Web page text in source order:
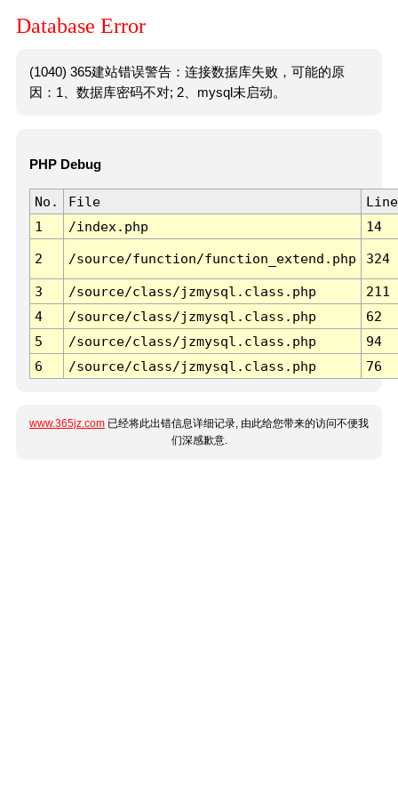
Database Error
(1040) 365建站错误警告：连接数据库失败，可能的原
因：1、数据库密码不对; 2、mysql未启动。
PHP Debug
No. File
Line
1
/index.php 14
2 /source/function/function_extend.php 324
3 /source/class/jzmysql.class.php
211
4
/source/class/jzmysql.class.php
62
5
/source/class/jzmysql.class.php
94
6
/source/class/jzmysql.class.php 76
www.365jz.com 已经将此出错信息详细记录, 由此给您带来的访问不便我
们深感歉意.